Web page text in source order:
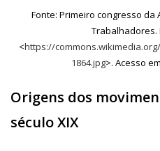
Fonte: Primeiro congresso
Trabalhadores.
<https://
1864.jpg>. Acesso
Origens dos
século XIX